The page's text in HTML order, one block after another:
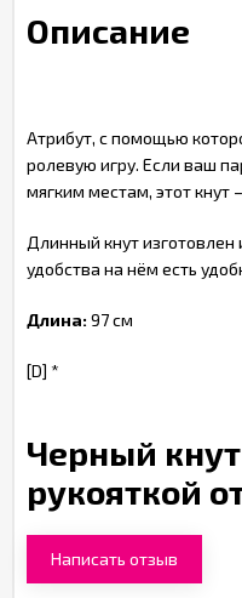
Описание
Атрибут, с помощью
ролевую игру. Если ваш
мягким местам, этот кнут
Длинный кнут
удобства на нём есть
Длина:97 см
[D] *
Черный
рукояткой
Написать отзыв